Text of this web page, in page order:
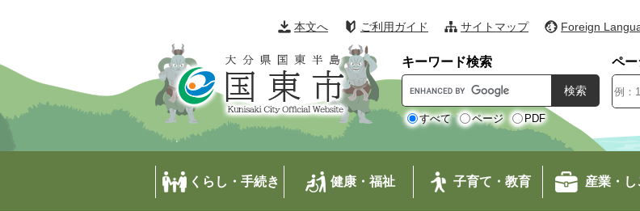
の
で
す
。
ー
ば
し
て
本文へ ご利用ガイド サイトマップ Foreign
キーワード検索
o
o
l
すべて ページ PDF
ペー
くらし・手続き 健康・福祉 子育て・教育 産業・し